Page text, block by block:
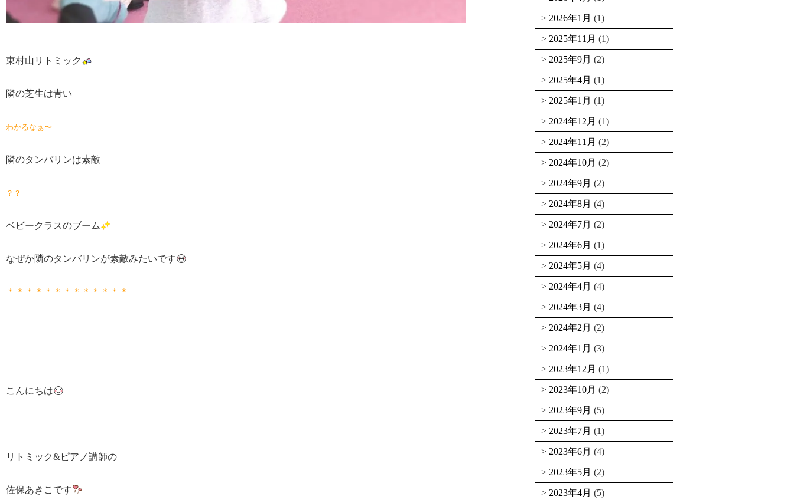
東村山リトミック
隣の芝生は青い
わかるなぁ〜
隣のタンバリンは素敵
？？
ベビークラスのブーム
なぜか隣のタンバリンが素敵みたいです
＊＊＊＊＊＊＊＊＊＊＊＊＊
こんにちは
リトミック&ピアノ講師の
佐保あきこです
2026年1月 (1)
2025年11月 (1)
2025年9月 (2)
2025年4月 (1)
2025年1月 (1)
2024年12月 (1)
2024年11月 (2)
2024年10月 (2)
2024年9月 (2)
2024年8月 (4)
2024年7月 (2)
2024年6月 (1)
2024年5月 (4)
2024年4月 (4)
2024年3月 (4)
2024年2月 (2)
2024年1月 (3)
2023年12月 (1)
2023年10月 (2)
2023年9月 (5)
2023年7月 (1)
2023年6月 (4)
2023年5月 (2)
2023年4月 (5)